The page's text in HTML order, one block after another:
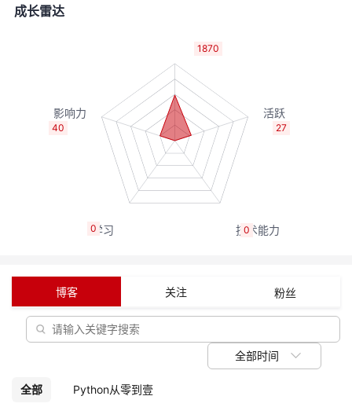
者
动
关
我
的
发
我
Programs
的
成长雷达
1870
27
0
0
40
博客 关注 粉丝
全部时间
全部 Python从零到壹